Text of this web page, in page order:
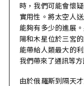
時，我們可能會懷
實用性。將太空人
能夠有多少的進展
陽和木星位於三宮
能帶給人類最大的
我們帶來了通訊等方
由於俄羅斯到隔天